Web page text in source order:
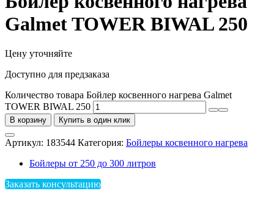
Galmet TOWER BIWAL 250
Цену уточняйте
Доступно для предзаказа
Количество товара Бойлер косвенного нагрева Galmet
TOWER BIWAL 250
В корзину Купить в один клик
Артикул: 183544 Категория: Бойлеры косвенного нагрева
Бойлеры от 250 до 300 литров
Заказать консультацию